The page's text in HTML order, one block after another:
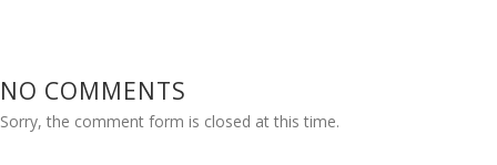
NO COMMENTS
Sorry, the comment form is closed at this time.